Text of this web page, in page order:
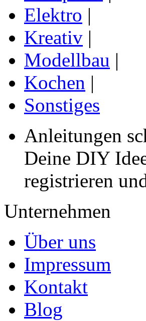
Elektro |
Kreativ |
Modellbau |
Kochen |
Sonstiges
Anleitungen
Deine DIY
registrieren
Unternehmen
Über uns
Impressum
Kontakt
Blog